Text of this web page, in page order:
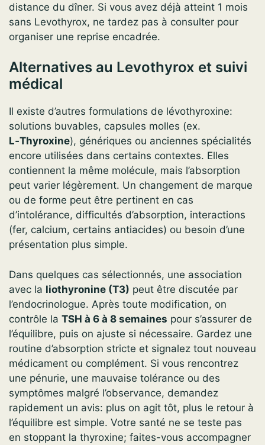
distance du dîner. Si vous avez déjà atteint 1 mois
sans Levothyrox, ne tardez pas à consulter pour
organiser une reprise encadrée.
Alternatives au Levothyrox et suivi
médical
Il existe d’autres formulations de lévothyroxine:
solutions buvables, capsules molles (ex.
L‑Thyroxine), génériques ou anciennes spécialités
encore utilisées dans certains contextes. Elles
contiennent la même molécule, mais l’absorption
peut varier légèrement. Un changement de marque
ou de forme peut être pertinent en cas
d’intolérance, difficultés d’absorption, interactions
(fer, calcium, certains antiacides) ou besoin d’une
présentation plus simple.
Dans quelques cas sélectionnés, une association
avec la liothyronine (T3) peut être discutée par
l’endocrinologue. Après toute modification, on
contrôle la TSH à 6 à 8 semaines pour s’assurer de
l’équilibre, puis on ajuste si nécessaire. Gardez une
routine d’absorption stricte et signalez tout nouveau
médicament ou complément. Si vous rencontrez
une pénurie, une mauvaise tolérance ou des
symptômes malgré l’observance, demandez
rapidement un avis: plus on agit tôt, plus le retour à
l’équilibre est simple. Votre santé ne se teste pas
en stoppant la thyroxine; faites-vous accompagner